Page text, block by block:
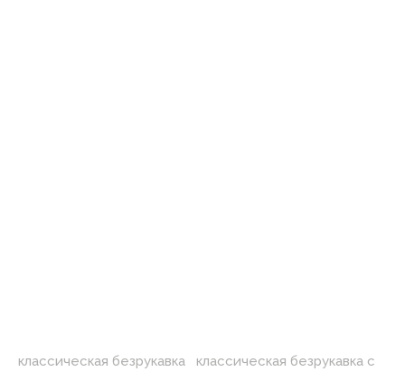
классическая безрукавка
классическая безрукавка с